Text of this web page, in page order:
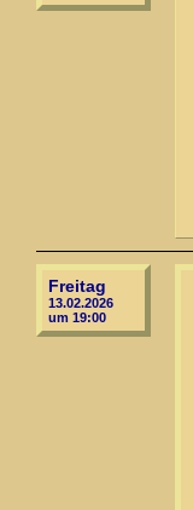
Freitag
13.02.2026
um 19:00